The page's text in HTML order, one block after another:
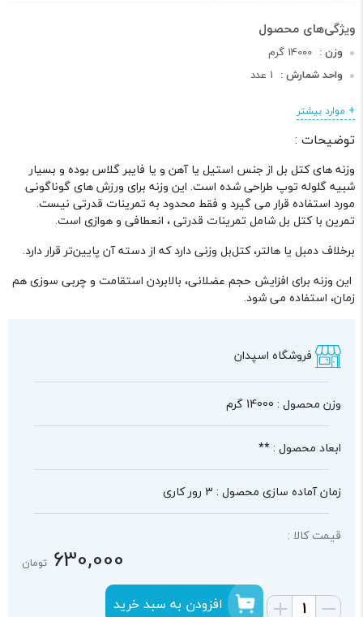
وزن : 14000 گرم
واحد شمارش : 1 عدد
+ موارد بیشتر
توضیحات :
وزنه های کتل بل از جنس استیل یا آهن و یا فایبر گلاس بوده و بسیار
شبیه گلوله توپ طراحی شده است. این وزنه برای ورزش های گوناگونی
مورد استفاده قرار می گیرد و فقط محدود به تمرینات قدرتی نیست.
تمرین با کتل بل شامل تمرینات قدرتی ، انعطافی و هوازی است.
برخلاف دمبل یا هالتر، کتل‌بل وزنی دارد که از دسته آن پایین‌تر قرار دارد.
این وزنه برای افزایش حجم عضلانی، بالابردن استقامت و چربی سوزی هم
زمان، استفاده می شود.
فروشگاه اسپدان
وزن محصول : 14000 گرم
ابعاد محصول : **
زمان آماده سازی محصول : 3 رور کاری
قیمت کالا :
630,000 تومان
افزودن به سبد خرید